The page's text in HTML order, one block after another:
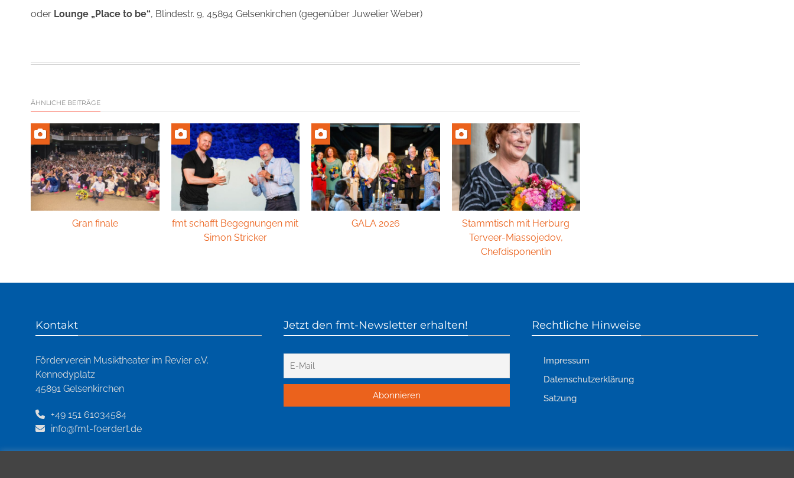
oder Lounge „Place to be“, Blindestr. 9, 45894 Gelsenkirchen (gegenüber Juwelier Weber)
ÄHNLICHE BEITRÄGE
Gran finale
fmt schafft Begegnungen mit
Simon Stricker
GALA 2026
Stammtisch mit Herburg
Terveer-Miassojedov,
Chefdisponentin
Kontakt
Förderverein Musiktheater im Revier e.V.
Kennedyplatz
45891 Gelsenkirchen
+49 151 61034584
info@fmt-foerdert.de
Jetzt den fmt-Newsletter erhalten! Rechtliche Hinweise
Impressum
Datenschutzerklärung
Satzung